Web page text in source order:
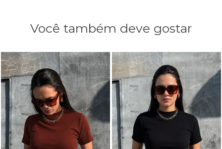
Você também deve gostar